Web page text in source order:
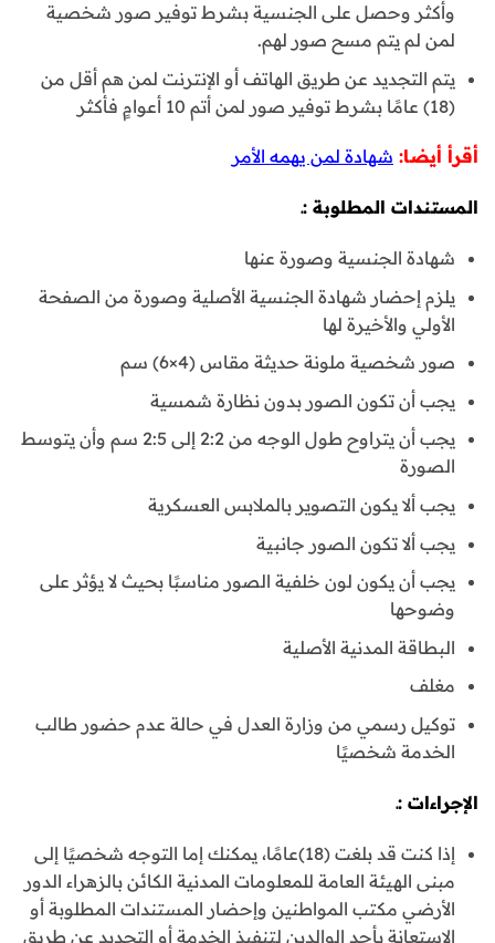
وأكثر وحصل على الجنسية بشرط توفير صور شخصية
لمن لم يتم مسح صور لهم.
يتم التجديد عن طريق الهاتف أو الإنترنت لمن هم أقل من
(18) عامًا بشرط توفير صور لمن أتم 10 أعوامٍ فأكثر
أقرأ أيضا: شهادة لمن يهمه الأمر
المستندات المطلوبة :ـ
شهادة الجنسية وصورة عنها
يلزم إحضار شهادة الجنسية الأصلية وصورة من الصفحة
الأولي والأخيرة لها
صور شخصية ملونة حديثة مقاس (4×6) سم
يجب أن تكون الصور بدون نظارة شمسية
يجب أن يتراوح طول الوجه من 2:2 إلى 2:5 سم وأن يتوسط
الصورة
يجب ألا يكون التصوير بالملابس العسكرية
يجب ألا تكون الصور جانبية
يجب أن يكون لون خلفية الصور مناسبًا بحيث لا يؤثر على
وضوحها
البطاقة المدنية الأصلية
مغلف
توكيل رسمي من وزارة العدل في حالة عدم حضور طالب
الخدمة شخصيًا
الإجراءات :ـ
إذا كنت قد بلغت (18)عامًا، يمكنك إما التوجه شخصيًا إلى
مبنى الهيئة العامة للمعلومات المدنية الكائن بالزهراء الدور
الأرضي مكتب المواطنين وإحضار المستندات المطلوبة أو
الاستعانة بأحد الوالدين لتنفيذ الخدمة أو التجديد عن طريق